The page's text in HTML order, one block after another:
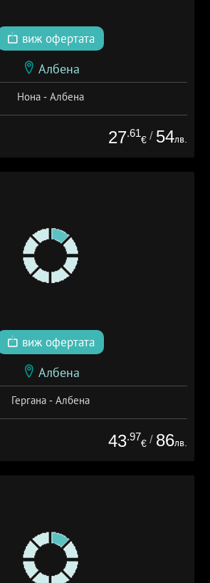
виж офертата
Албена
Нона - Албена
27.61
€ / 54лв.
виж офертата
Албена
Гергана - Албена
43.97
€ / 86лв.